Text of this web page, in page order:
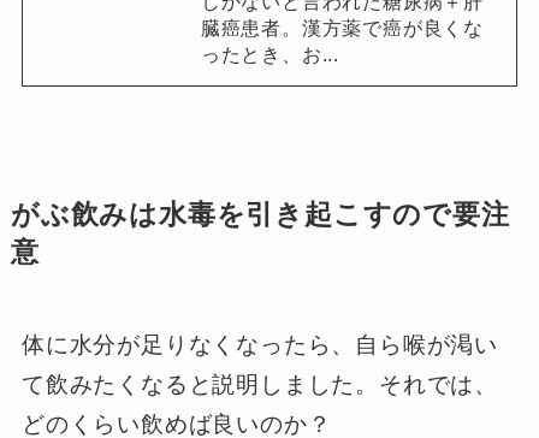
臓癌患者。漢方薬で癌が良くな
ったとき、お...
がぶ飲みは水毒を引き起こすので要注
意
体に水分が足りなくなったら、自ら喉が渇い
て飲みたくなると説明しました。それでは、
どのくらい飲めば良いのか？